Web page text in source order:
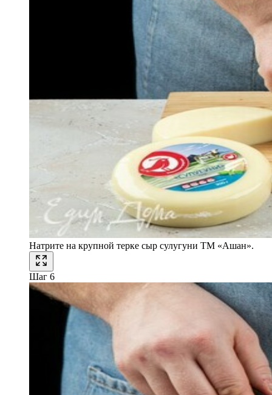
Натрите на крупной терке сыр сулугуни ТМ «Ашан».
Шаг 6